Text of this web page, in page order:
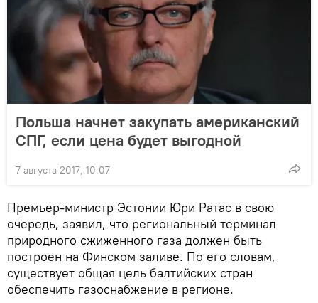
Польша начнет закупать американский
СПГ, если цена будет выгодной
7 августа 2017, 10:07
Премьер-министр Эстонии Юри Ратас в свою
очередь, заявил, что региональный терминал
природного сжиженного газа должен быть
построен на Финском заливе. По его словам,
существует общая цель балтийских стран
обеспечить газоснабжение в регионе.